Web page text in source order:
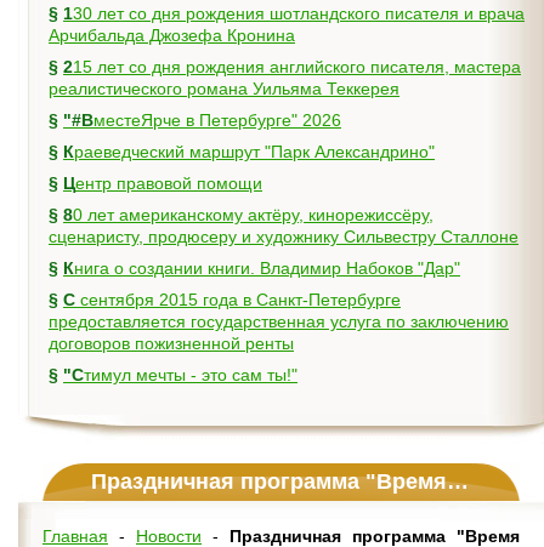
§ 130 лет со дня рождения шотландского писателя и врача
Арчибальда Джозефа Кронина
§ 215 лет со дня рождения английского писателя, мастера
реалистического романа Уильяма Теккерея
§
"#ВместеЯрче в Петербурге" 2026
§
Краеведческий маршрут "Парк Александрино"
§
Центр правовой помощи
§ 80 лет американскому актёру, кинорежиссёру,
сценаристу, продюсеру и художнику Сильвестру Сталлоне
§
Книга о создании книги. Владимир Набоков "Дар"
§ С сентября 2015 года в Санкт-Петербурге
предоставляется государственная услуга по заключению
договоров пожизненной ренты
§
"Стимул мечты - это сам ты!"
Праздничная программа "Время учиться, время читать!"
Главная - Новости - Праздничная программа "Время